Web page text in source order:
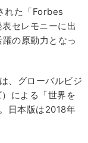
れた「Forbes
セレモニーに出
の原動力となっ
、グローバルビジ
による「世界を
日本版は2018年